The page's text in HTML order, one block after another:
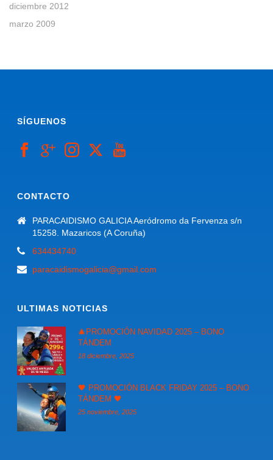
diciembre 2012
marzo 2009
SÍGUENOS
CONTACTO
PARACAIDISMO GALICIA Aeródromo da Fervenza s/n
15258. Mazaricos (A Coruña)
634434740
paracaidismogalicia@gmail.com
ULTIMAS NOTICIAS
🎄PROMOCIÓN NAVIDAD 2025 – BONO
TÁNDEM
18 diciembre, 2025
🖤 PROMOCIÓN BLACK FRIDAY 2025 – BONO
TÁNDEM 🖤
25 noviembre, 2025